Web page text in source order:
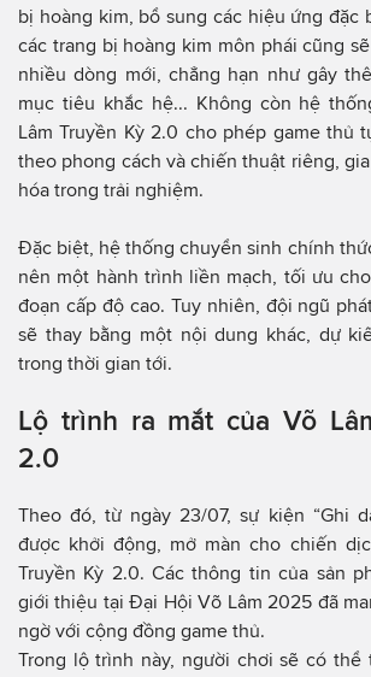
bị hoàng kim, bổ sung các hiệu ứng đặc
các trang bị hoàng kim môn phái cũng
nhiều dòng mới, chẳng hạn như gây
mục tiêu khắc hệ... Không còn hệ
Lâm Truyền Kỳ 2.0 cho phép game thủ
theo phong cách và chiến thuật riêng,
hóa trong trải nghiệm.
Đặc biệt, hệ thống chuyển sinh chính
nên một hành trình liền mạch, tối ưu
đoạn cấp độ cao. Tuy nhiên, đội ngũ
sẽ thay bằng một nội dung khác, dự
trong thời gian tới.
Lộ trình ra mắt của Võ
2.0
Theo đó, từ ngày 23/07, sự kiện “Ghi
được khởi động, mở màn cho chiến
Truyền Kỳ 2.0. Các thông tin của sản
giới thiệu tại Đại Hội Võ Lâm 2025 đã
ngờ với cộng đồng game thủ.
Trong lộ trình này, người chơi sẽ có thể